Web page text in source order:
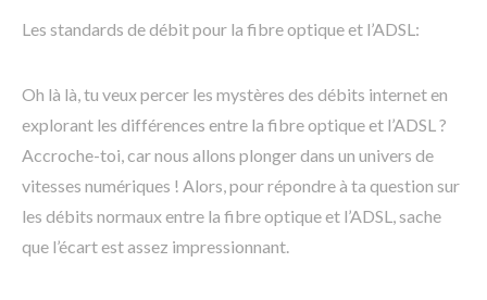
Les standards de débit pour la fibre optique et l’ADSL:
Oh là là, tu veux percer les mystères des débits internet en
explorant les différences entre la fibre optique et l’ADSL ?
Accroche-toi, car nous allons plonger dans un univers de
vitesses numériques ! Alors, pour répondre à ta question sur
les débits normaux entre la fibre optique et l’ADSL, sache
que l’écart est assez impressionnant.